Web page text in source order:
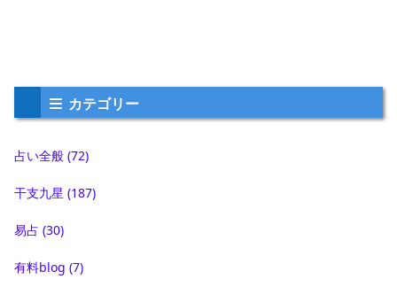
カテゴリー
占い全般 (72)
干支九星 (187)
易占 (30)
有料blog (7)